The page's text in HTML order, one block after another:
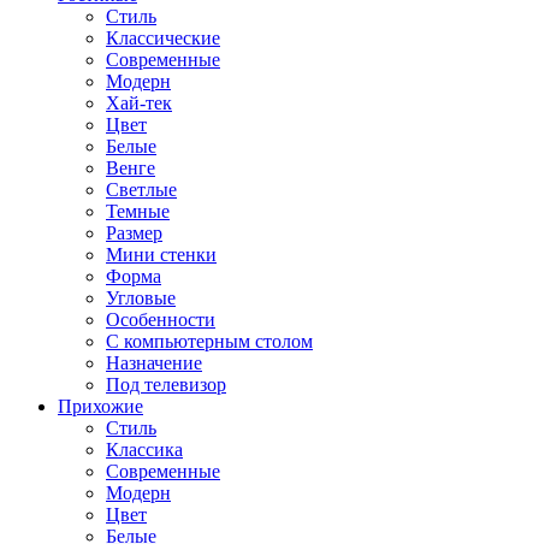
Стиль
Классические
Современные
Модерн
Хай-тек
Цвет
Белые
Венге
Светлые
Темные
Размер
Мини стенки
Форма
Угловые
Особенности
С компьютерным столом
Назначение
Под телевизор
Прихожие
Стиль
Классика
Современные
Модерн
Цвет
Белые